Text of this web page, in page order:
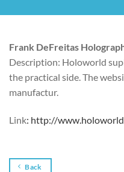
Frank DeFreitas
Description: Holoworld
the practical side. The
manufactur.
Link: http://
Back